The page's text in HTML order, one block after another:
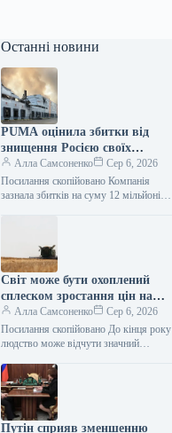
Останні новини
PUMA оцінила збитки від
знищення Росією своїх
складських запасів
Алла Самсоненко
Сер 6, 2026
Посилання скопійовано Компанія
зазнала збитків на суму 12 мільйонів
Світ може бути охоплений
сплеском зростання цін на
продукти харчування – ФАО
Алла Самсоненко
Сер 6, 2026
Посилання скопійовано До кінця року
людство може відчути значний
наступного року тенденція до
подорожчання харчових…
Путін сприяв зменшенню